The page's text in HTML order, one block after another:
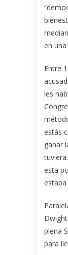
en
Entre
les
estás
ganar
esta
estaba
plena
para